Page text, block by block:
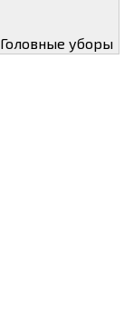
Головные уборы